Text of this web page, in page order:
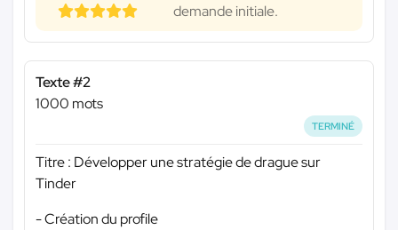
demande initiale.
Texte #2
1000 mots
TERMINÉ
Titre : Développer une stratégie de drague sur
Tinder
- Création du profile